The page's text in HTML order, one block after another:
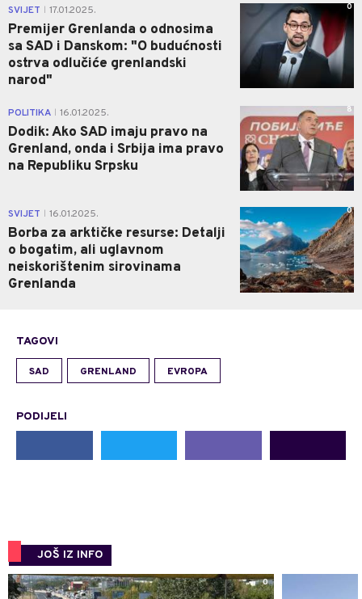
SVIJET 17.01.2025.
Premijer Grenlanda o odnosima
sa SAD i Danskom: "O budućnosti
ostrva odlučiće grenlandski
narod"
0
POLITIKA 16.01.2025.
Dodik: Ako SAD imaju pravo na
Grenland, onda i Srbija ima pravo
na Republiku Srpsku
8
SVIJET 16.01.2025.
Borba za arktičke resurse: Detalji
o bogatim, ali uglavnom
neiskorištenim sirovinama
Grenlanda
0
TAGOVI
SAD GRENLAND EVROPA
PODIJELI
JOŠ IZ INFO
0